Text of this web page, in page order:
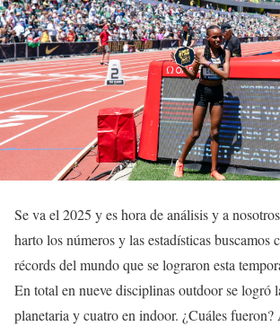
Se va el 2025 y es hora de análisis y a
harto los números y las estadísticas buscamos
récords del mundo que se lograron esta
En total en nueve disciplinas outdoor se logró
planetaria y cuatro en indoor. ¿Cuáles